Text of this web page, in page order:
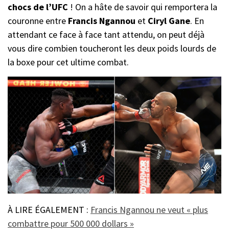
chocs de l’UFC ! On a hâte de savoir qui remportera la
couronne entre Francis Ngannou et Ciryl Gane. En
attendant ce face à face tant attendu, on peut déjà
vous dire combien toucheront les deux poids lourds de
la boxe pour cet ultime combat.
À LIRE ÉGALEMENT : Francis Ngannou ne veut « plus
combattre pour 500 000 dollars »